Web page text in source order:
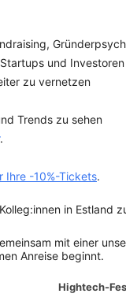
und
zu vernetzen
Trends zu sehen
.
Ihre -10%-Tickets.
in Estland
mit einer
Anreise beginnt.
Hightech-